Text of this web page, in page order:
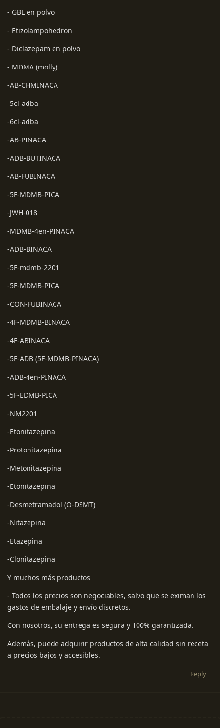
- GBL en polvo
- Etizolampohedron
- Diclazepam en polvo
- MDMA (molly)
-AB-CHMINACA
-5cl-adba
-6cl-adba
-AB-PINACA
-ADB-BUTINACA
-AB-FUBINACA
-5F-MDMB-PICA
-JWH-018
-MDMB-4en-PINACA
-ADB-BINACA
-5F-mdmb-2201
-5F-MDMB-PICA
-CON-FUBINACA
-4F-MDMB-BINACA
-4F-ABINACA
-5F-ADB (5F-MDMB-PINACA)
-ADB-4en-PINACA
-5F-EDMB-PICA
-NM2201
-Etonitazepina
-Protonitazepina
-Metonitazepina
-Etonitazepina
-Desmetramadol (O-DSMT)
-Nitazepina
-Etazepina
-Clonitazepina
Y muchos más productos
- Todos los precios son negociables, salvo que se eximan los
gastos de embalaje y envío discretos.
Con nosotros, su entrega es segura y 100% garantizada.
Además, puede adquirir productos de alta calidad sin receta
a precios bajos y accesibles.
Reply